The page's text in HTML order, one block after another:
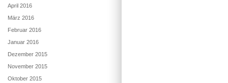
April 2016
März 2016
Februar 2016
Januar 2016
Dezember 2015
November 2015
Oktober 2015